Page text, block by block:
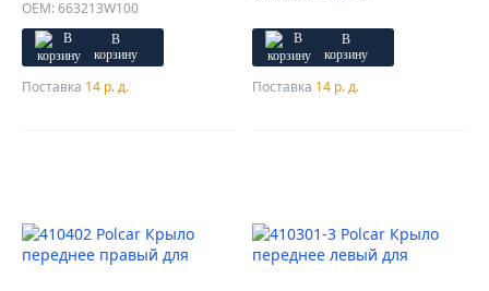
OEM: 663213W100
В
корзину
Поставка 14 р. д.
В
корзину
Поставка 14 р. д.